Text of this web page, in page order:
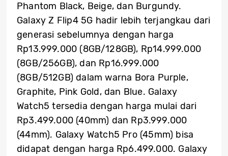
Phantom Black, Beige, dan Burgundy.
Galaxy Z Flip4 5G hadir lebih terjangkau dari
generasi sebelumnya dengan harga
Rp13.999.000 (8GB/128GB), Rp14.999.000
(8GB/256GB), dan Rp16.999.000
(8GB/512GB) dalam warna Bora Purple,
Graphite, Pink Gold, dan Blue. Galaxy
Watch5 tersedia dengan harga mulai dari
Rp3.499.000 (40mm) dan Rp3.999.000
(44mm). Galaxy Watch5 Pro (45mm) bisa
didapat dengan harga Rp6.499.000. Galaxy